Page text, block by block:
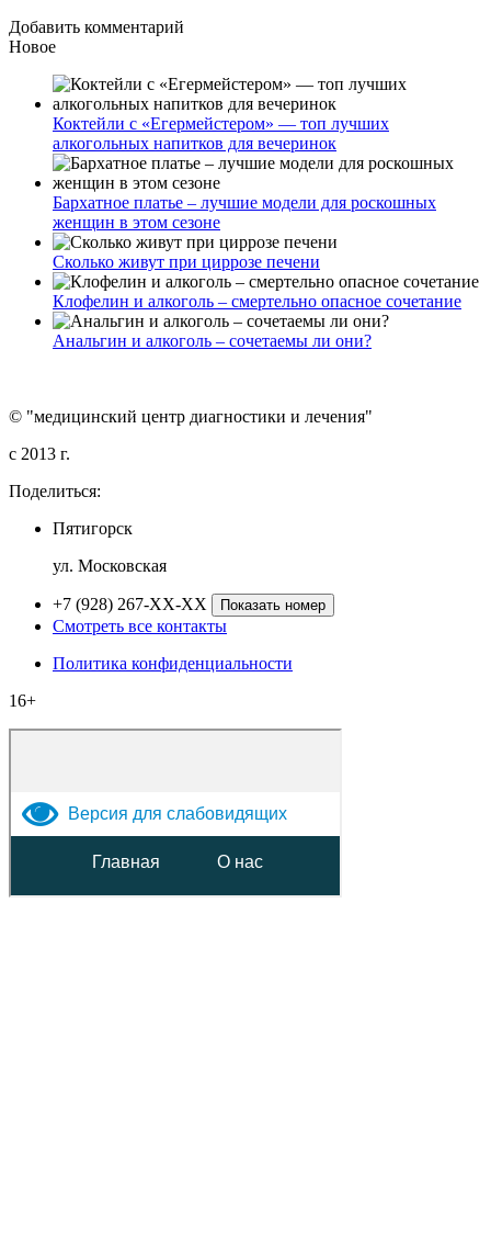
Добавить комментарий
Новое
Коктейли с «Егермейстером» — топ лучших
алкогольных напитков для вечеринок
Бархатное платье – лучшие модели для роскошных
женщин в этом сезоне
Сколько живут при циррозе печени
Клофелин и алкоголь – смертельно опасное сочетание
Анальгин и алкоголь – сочетаемы ли они?
© "медицинский центр диагностики и лечения"
c 2013 г.
Поделиться:
Пятигорск
ул. Московская
+7 (928) 267-XX-XX Показать номер
Смотреть все контакты
Политика конфиденциальности
16+